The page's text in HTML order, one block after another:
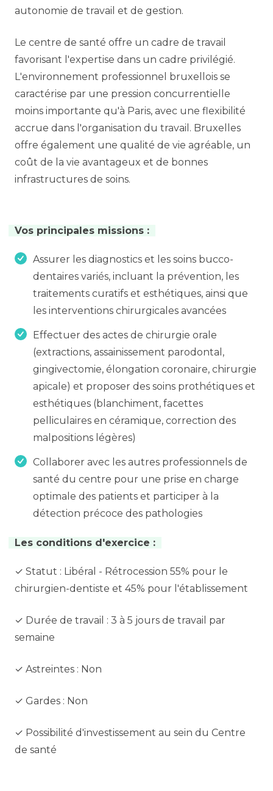
autonomie de travail et de gestion.
Le centre de santé offre un cadre de travail
favorisant l'expertise dans un cadre privilégié.
L'environnement professionnel bruxellois se
caractérise par une pression concurrentielle
moins importante qu'à Paris, avec une flexibilité
accrue dans l'organisation du travail. Bruxelles
offre également une qualité de vie agréable, un
coût de la vie avantageux et de bonnes
infrastructures de soins.
Vos principales missions :
Assurer les diagnostics et les soins bucco-
dentaires variés, incluant la prévention, les
traitements curatifs et esthétiques, ainsi que
les interventions chirurgicales avancées
Effectuer des actes de chirurgie orale
(extractions, assainissement parodontal,
gingivectomie, élongation coronaire, chirurgie
apicale) et proposer des soins prothétiques et
esthétiques (blanchiment, facettes
pelliculaires en céramique, correction des
malpositions légères)
Collaborer avec les autres professionnels de
santé du centre pour une prise en charge
optimale des patients et participer à la
détection précoce des pathologies
Les conditions d'exercice :
✓ Statut : Libéral - Rétrocession 55% pour le
chirurgien-dentiste et 45% pour l'établissement
✓ Durée de travail : 3 à 5 jours de travail par
semaine
✓ Astreintes : Non
✓ Gardes : Non
✓ Possibilité d'investissement au sein du Centre
de santé